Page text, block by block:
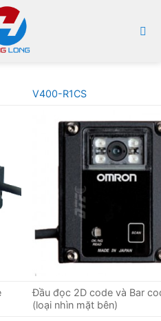
V400-R1CS
Đầu đọc 2D code và Bar
(loại nhìn mặt bên)